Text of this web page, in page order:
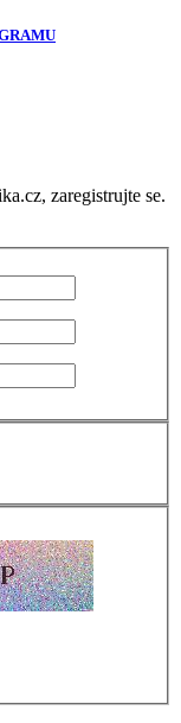
zaregistrujte se.